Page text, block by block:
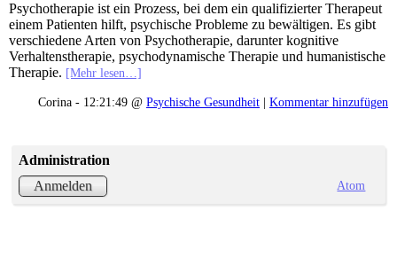
Psychotherapie ist ein Prozess, bei dem ein qualifizierter Therapeut
einem Patienten hilft, psychische Probleme zu bewältigen. Es gibt
verschiedene Arten von Psychotherapie, darunter kognitive
Verhaltenstherapie, psychodynamische Therapie und humanistische
Therapie. [Mehr lesen…]
Corina - 12:21:49 @ Psychische Gesundheit | Kommentar hinzufügen
Administration
Anmelden
Atom